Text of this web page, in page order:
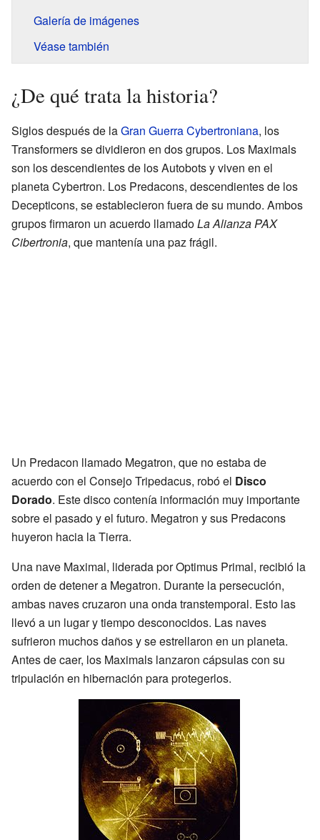
Galería de imágenes
Véase también
¿De qué trata la historia?
Siglos después de laGran Guerra Cybertroniana, los
Transformers se dividieron en dos grupos. Los Maximals
son los descendientes de los Autobots y viven en el
planeta Cybertron. Los Predacons, descendientes de los
Decepticons, se establecieron fuera de su mundo. Ambos
grupos firmaron un acuerdo llamadoLa Alianza PAX
Cibertronia, que mantenía una paz frágil.
Un Predacon llamado Megatron, que no estaba de
acuerdo con el Consejo Tripedacus, robó el Disco
Dorado. Este disco contenía información muy importante
sobre el pasado y el futuro. Megatron y sus Predacons
huyeron hacia la Tierra.
Una nave Maximal, liderada por Optimus Primal, recibió la
orden de detener a Megatron. Durante la persecución,
ambas naves cruzaron una onda transtemporal. Esto las
llevó a un lugar y tiempo desconocidos. Las naves
sufrieron muchos daños y se estrellaron en un planeta.
Antes de caer, los Maximals lanzaron cápsulas con su
tripulación en hibernación para protegerlos.